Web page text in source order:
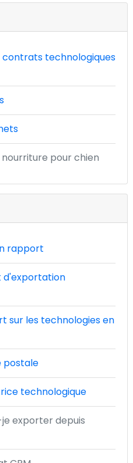
technologiques
pour chien
rapport
d'exportation
sur les technologies en
postale
technologique
exporter depuis